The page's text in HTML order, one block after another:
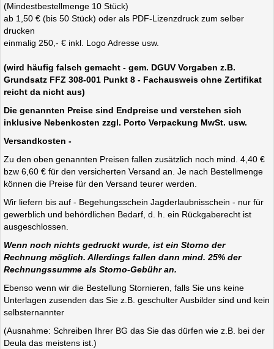
(Mindestbestellmenge 10 Stück)
ab 1,50 € (bis 50 Stück) oder als PDF-Lizenzdruck zum selber
drucken
einmalig 250,- € inkl. Logo Adresse usw.
(wird häufig falsch gemacht - gem. DGUV Vorgaben z.B.
Grundsatz FFZ 308-001 Punkt 8 - Fachausweis ohne Zertifikat
reicht da nicht aus)
Die genannten Preise sind Endpreise und verstehen sich
inklusive Nebenkosten zzgl. Porto Verpackung MwSt. usw.
Versandkosten -
Zu den oben genannten Preisen fallen zusätzlich noch mind. 4,40 €
bzw 6,60 € für den versicherten Versand an. Je nach Bestellmenge
können die Preise für den Versand teurer werden.
Wir liefern bis auf - Begehungsschein Jagderlaubnisschein - nur für
gewerblich und behördlichen Bedarf, d. h. ein Rückgaberecht ist
ausgeschlossen.
Wenn noch nichts gedruckt wurde, ist ein Storno der
Rechnung möglich. Allerdings fallen dann mind. 25% der
Rechnungssumme als Storno-Gebühr an.
Ebenso wenn wir die Bestellung Stornieren, falls Sie uns keine
Unterlagen zusenden das Sie z.B. geschulter Ausbilder sind und kein
selbsternannter
(Ausnahme: Schreiben Ihrer BG das Sie das dürfen wie z.B. bei der
Deula das meistens ist.)